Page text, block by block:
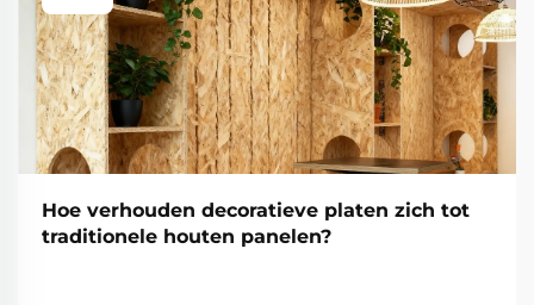
Hoe verhouden decoratieve platen zich tot
traditionele houten panelen?